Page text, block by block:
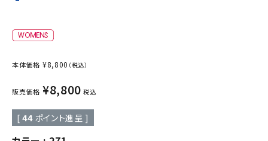
本体価格 ¥8,800 （税込）
販売価格 ¥8,800 税込
[ 44 ポイント進呈 ]